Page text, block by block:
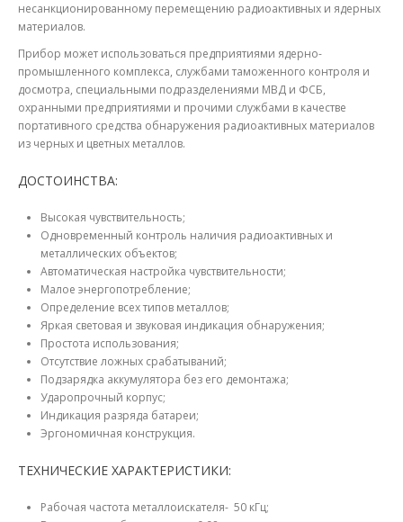
несанкционированному перемещению радиоактивных и ядерных
материалов.
Прибор может использоваться предприятиями ядерно-
промышленного комплекса, службами таможенного контроля и
досмотра, специальными подразделениями МВД и ФСБ,
охранными предприятиями и прочими службами в качестве
портативного средства обнаружения радиоактивных материалов
из черных и цветных металлов.
ДОСТОИНСТВА:
Высокая чувствительность;
Одновременный контроль наличия радиоактивных и
металлических объектов;
Автоматическая настройка чувствительности;
Малое энергопотребление;
Определение всех типов металлов;
Яркая световая и звуковая индикация обнаружения;
Простота использования;
Отсутствие ложных срабатываний;
Подзарядка аккумулятора без его демонтажа;
Ударопрочный корпус;
Индикация разряда батареи;
Эргономичная конструкция.
ТЕХНИЧЕСКИЕ ХАРАКТЕРИСТИКИ:
Рабочая частота металлоискателя- 50 кГц;